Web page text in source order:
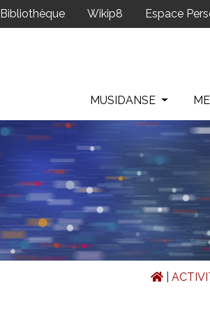
Bibliothèque Wikip8 Espace
MUSIDANSE